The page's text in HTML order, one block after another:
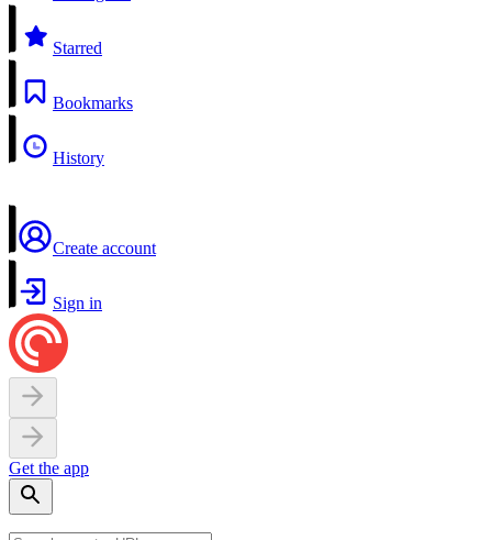
Starred
Bookmarks
History
Create account
Sign in
Get the app